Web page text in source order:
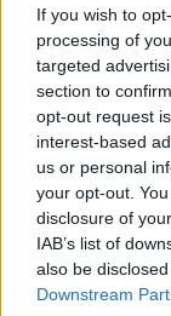
If you wish to
processing of
targeted
section to
opt-out request
interest-based
us or personal
your opt-out.
disclosure of
IAB’s list of
also be
Downstream
ΔΕΙΤΕ
ΣΤΗΝ